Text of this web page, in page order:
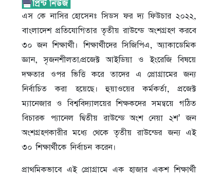
এস কে নাসির হোসেনঃ সিডস ফর দ্য ফিউচার ২০২২,
বাংলাদেশ প্রতিযোগিতার তৃতীয় রাউন্ডে অংশগ্রহণ করবে
৩০ জন শিক্ষার্থী। শিক্ষার্থীদের সিজিপিএ, অ্যাকাডেমিক
জ্ঞান, সৃজনশীলতা/প্রজেক্ট আইডিয়া ও ইংরেজি বিষয়ে
দক্ষতার ওপর ভিত্তি করে তাদের এ প্রোগ্রামের জন্য
নির্বাচিত করা হয়েছে। হুয়াওয়ের কর্মকর্তা, প্রজেক্ট
ম্যানেজার ও বিশ্ববিদ্যালয়ের শিক্ষকদের সমন্বয়ে গঠিত
বিচারক প্যানেল দ্বিতীয় রাউন্ডে অংশ নেয়া ২শ’ জন
অংশগ্রহণকারীর মধ্যে থেকে তৃতীয় রাউন্ডের জন্য এই
৩০ শিক্ষার্থীকে নির্বাচন করেন।
প্রাথমিকভাবে এই প্রোগ্রামে এক হাজার একশ শিক্ষার্থী